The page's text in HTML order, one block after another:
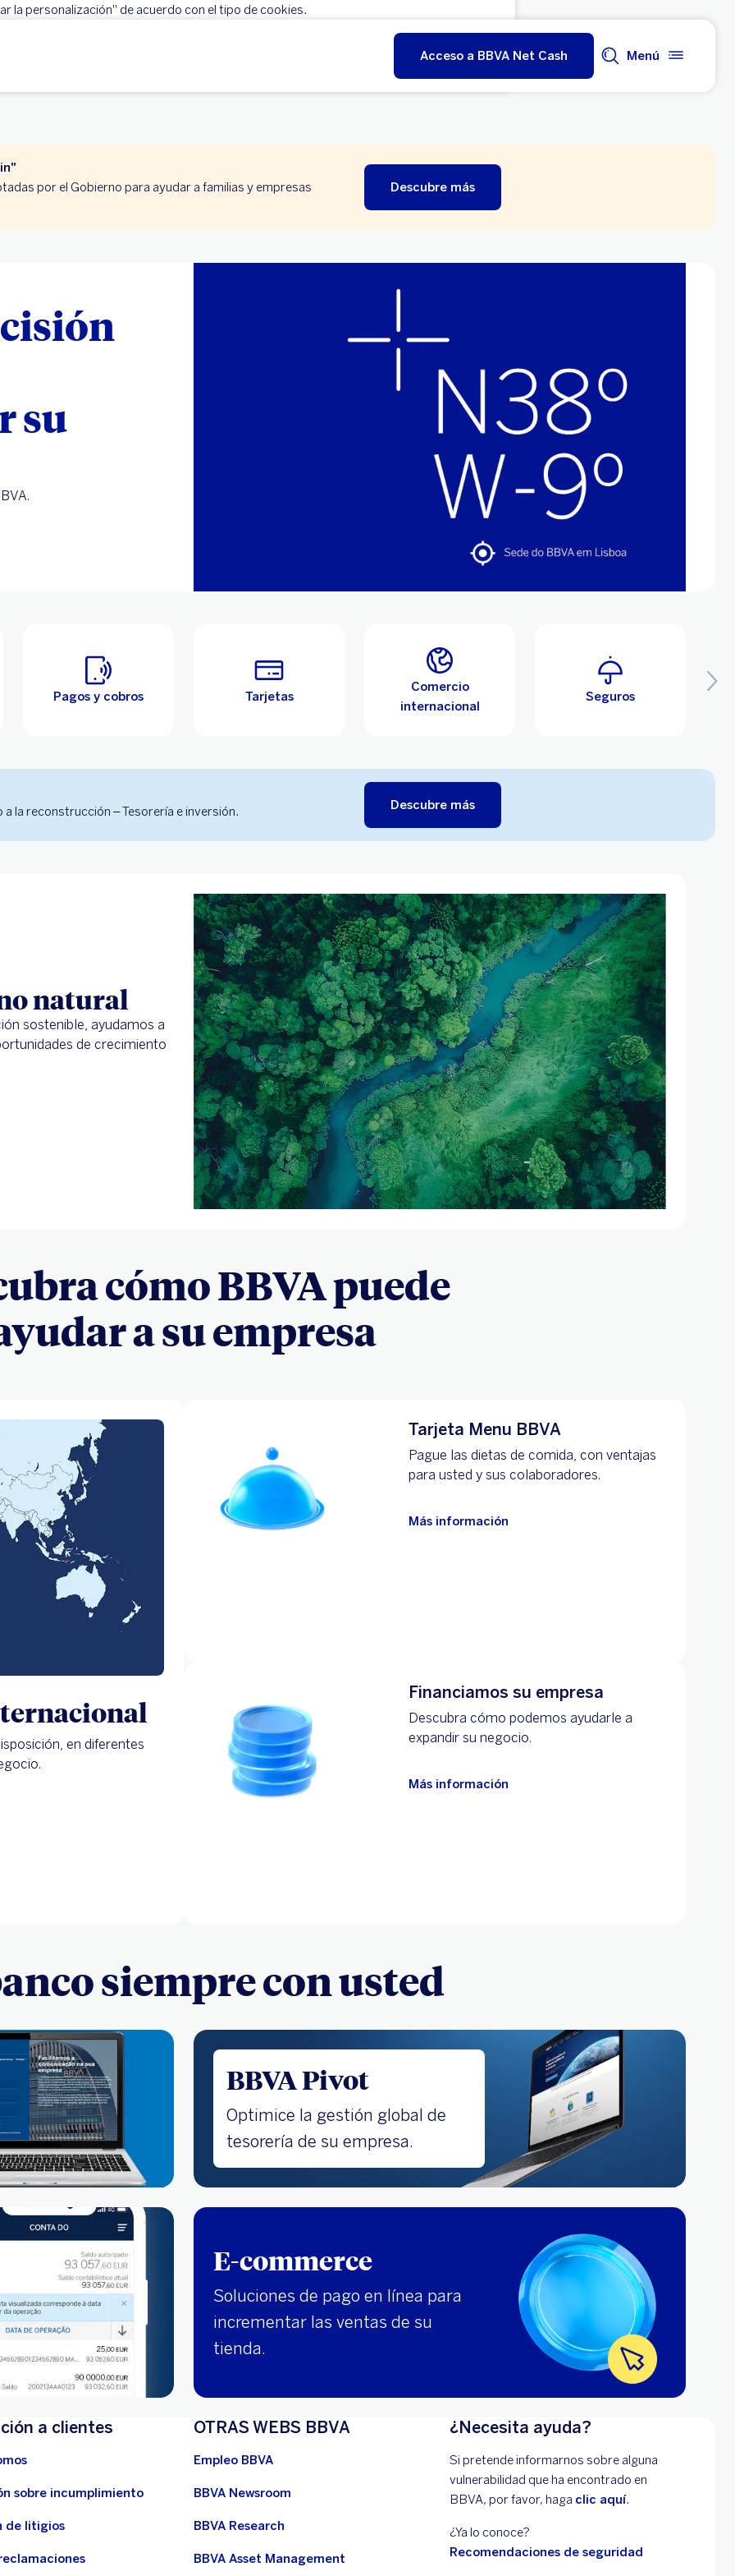
la personalización" de acuerdo con el tipo de cookies.
Acceso a BBVA Net Cash Menú
por el Gobierno para ayudar a familias y empresas
Descubre más
su
Pagos y cobros Tarjetas
Comercio
internacional
Seguros
la reconstrucción – Tesorería e inversión. Descubre más
natural
sostenible, ayudamos a
de crecimiento
cómo BBVA puede
a su empresa
en diferentes
Tarjeta Menu BBVA
Pague las dietas de comida, con ventajas
para usted y sus colaboradores.
Más información
Financiamos su empresa
Descubra cómo podemos ayudarle a
expandir su negocio.
Más información
siempre con usted
BBVA Pivot
Optimice la gestión global de
tesorería de su empresa.
E-commerce
Soluciones de pago en línea para
incrementar las ventas de su
tienda.
a clientes
sobre incumplimiento
de litigios
OTRAS WEBS BBVA
Empleo BBVA
BBVA Newsroom
BBVA Research
BBVA Asset Management
¿Necesita ayuda?
Si pretende informarnos sobre alguna
vulnerabilidad que ha encontrado en
BBVA, por favor, haga clic aquí.
¿Ya lo conoce?
Recomendaciones de seguridad